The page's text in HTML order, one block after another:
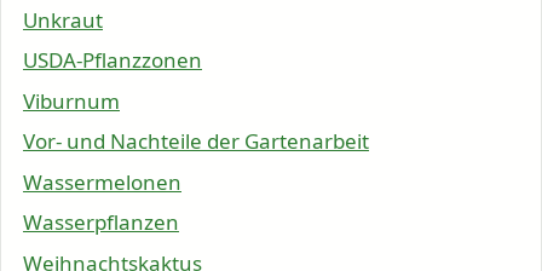
Unkraut
USDA-Pflanzzonen
Viburnum
Vor- und Nachteile der Gartenarbeit
Wassermelonen
Wasserpflanzen
Weihnachtskaktus